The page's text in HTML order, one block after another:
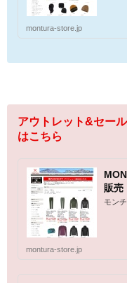
montura-store.jp
アウトレット&セー
はこちら
販売
モン
montura-store.jp